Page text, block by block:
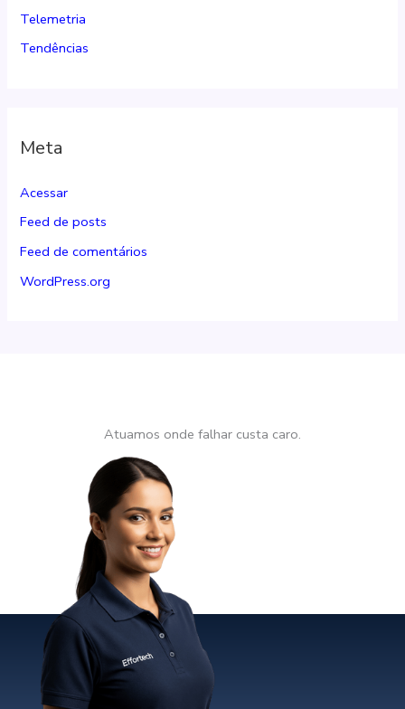
Telemetria
Tendências
Meta
Acessar
Feed de posts
Feed de comentários
WordPress.org
Atuamos onde falhar custa caro.